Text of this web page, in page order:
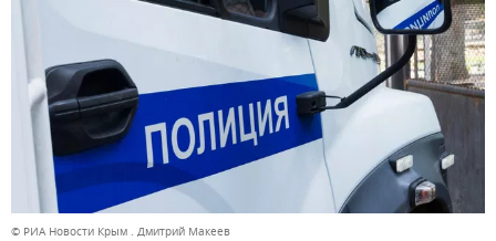
© РИА Новости Крым . Дмитрий Макеев